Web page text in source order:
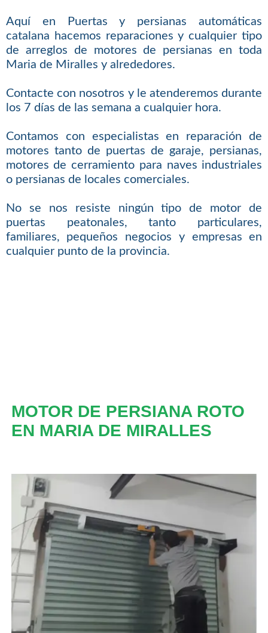
Aquí en Puertas y persianas automáticas
catalana hacemos reparaciones y cualquier tipo
de arreglos de motores de persianas en toda
Maria de Miralles y alrededores.
Contacte con nosotros y le atenderemos durante
los 7 días de las semana a cualquier hora.
Contamos con especialistas en reparación de
motores tanto de puertas de garaje, persianas,
motores de cerramiento para naves industriales
o persianas de locales comerciales.
No se nos resiste ningún tipo de motor de
puertas peatonales, tanto particulares,
familiares, pequeños negocios y empresas en
cualquier punto de la provincia.
MOTOR DE PERSIANA ROTO
EN MARIA DE MIRALLES